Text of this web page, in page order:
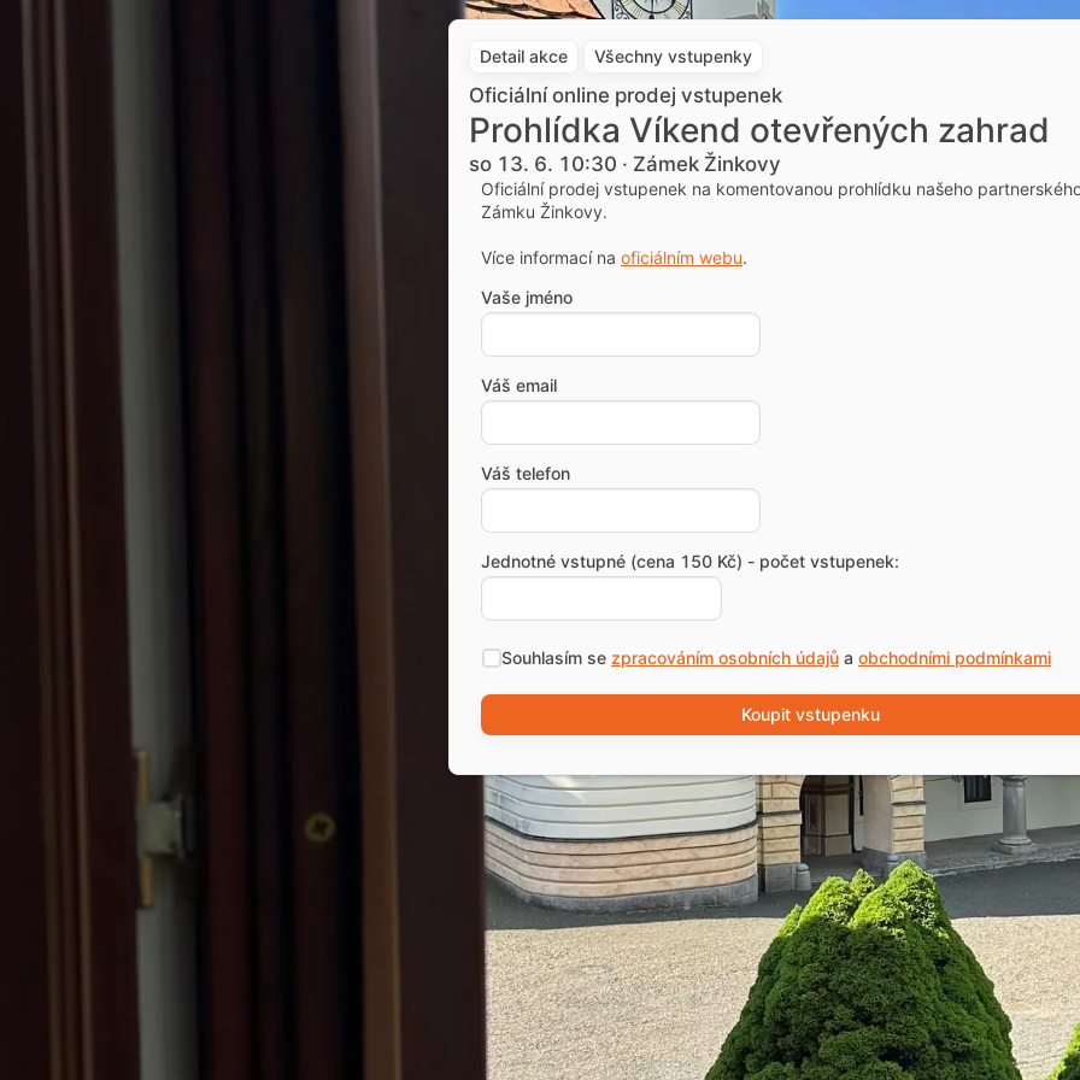
Detail akce Všechny vstupenky
Oficiální online prodej vstupenek
Prohlídka Víkend otevřených zahrad
so 13. 6. 10:30 · Zámek Žinkovy
Oficiální prodej vstupenek na komentovanou prohlídku našeho
Zámku Žinkovy.
Více informací na oficiálním webu.
Vaše jméno
Váš email
Váš telefon
Jednotné vstupné (cena 150 Kč) - počet vstupenek:
Souhlasím se zpracováním osobních údajů a obchodními podmínkami
Koupit vstupenku